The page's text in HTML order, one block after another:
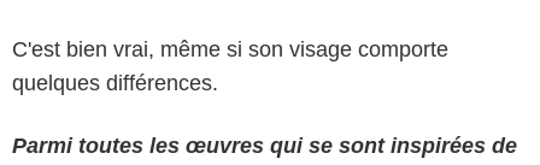
C'est bien vrai, même si son visage comporte
quelques différences.
Parmi toutes les œuvres qui se sont inspirées de